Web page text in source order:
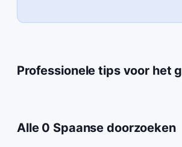
Professionele tips voor het
Alle 0 Spaanse doorzoeken